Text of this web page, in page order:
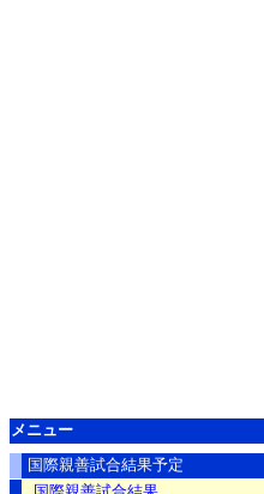
メニュー
国際親善試合結果予定